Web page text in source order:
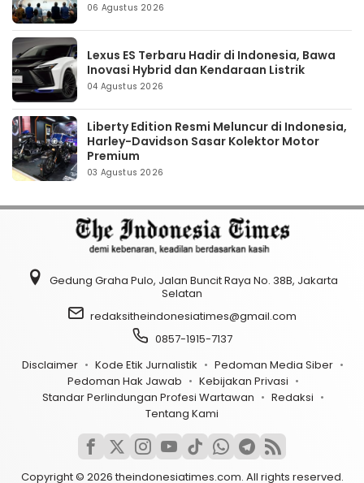
06 Agustus 2026
Lexus ES Terbaru Hadir di Indonesia, Bawa
Inovasi Hybrid dan Kendaraan Listrik
04 Agustus 2026
Liberty Edition Resmi Meluncur di Indonesia,
Harley-Davidson Sasar Kolektor Motor
Premium
03 Agustus 2026
Gedung Graha Pulo, Jalan Buncit Raya No. 38B, Jakarta
Selatan
redaksitheindonesiatimes@gmail.com
0857-1915-7137
Disclaimer
Kode Etik Jurnalistik
Pedoman Media Siber
Pedoman Hak Jawab
Kebijakan Privasi
Standar Perlindungan Profesi Wartawan
Redaksi
Tentang Kami
Copyright © 2026 theindonesiatimes.com. All rights reserved.